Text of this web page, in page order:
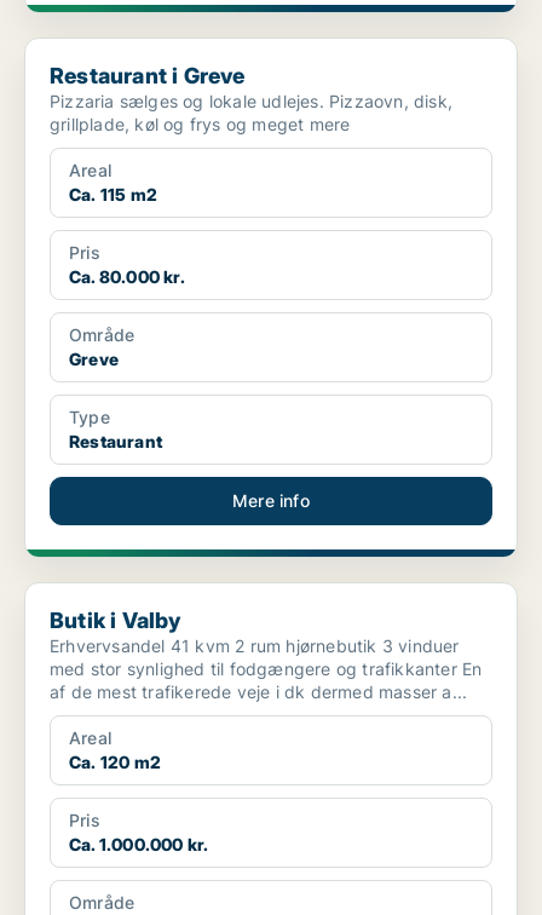
Restaurant i Greve
Restaurant i Greve
Pizzaria sælges og lokale udlejes. Pizzaovn, disk,
grillplade, køl og frys og meget mere
Areal
Ca. 115 m2
Pris
Ca. 80.000 kr.
Område
Greve
Type
Restaurant
Mere info
Butik i Valby
Butik i Valby
Erhvervsandel 41 kvm 2 rum hjørnebutik 3 vinduer
med stor synlighed til fodgængere og trafikkanter En
af de mest trafikerede veje i dk dermed masser a...
Areal
Ca. 120 m2
Pris
Ca. 1.000.000 kr.
Område